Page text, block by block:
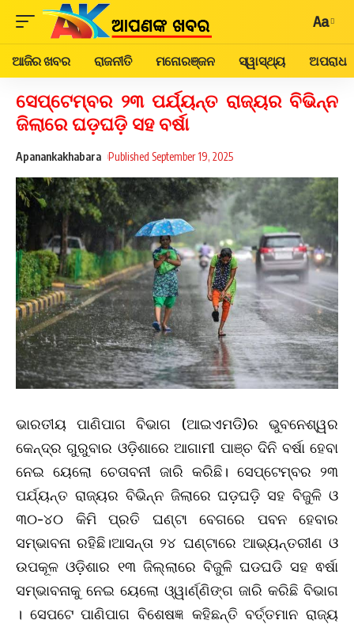
Aa
ଆଜିର ଖବର ରାଜନୀତି ମନୋରଞ୍ଜନ ସ୍ୱାସ୍ଥ୍ୟ ଅପରାଧ
ସେପ୍ଟେମ୍ବର ୨୩ ପର୍ଯ୍ୟନ୍ତ ରାଜ୍ୟର ବିଭିନ୍ନ
ଜିଲାରେ ଘଡ଼ଘଡ଼ି ସହ ବର୍ଷା
Apanankakhabara Published September 19, 2025
ଭାରତୀୟ ପାଣିପାଗ ବିଭାଗ (ଆଇଏମଡି)ର ଭୁବନେଶ୍ୱର
କେନ୍ଦ୍ର ଗୁରୁବାର ଓଡ଼ିଶାରେ ଆଗାମୀ ପାଞ୍ଚ ଦିନି ବର୍ଷା ହେବା
ନେଇ ୟେଲୋ ଚେତାବନୀ ଜାରି କରିଛି। ସେପ୍ଟେମ୍ବର ୨୩
ପର୍ଯ୍ୟନ୍ତ ରାଜ୍ୟର ବିଭିନ୍ନ ଜିଲାରେ ଘଡ଼ଘଡ଼ି ସହ ବିଜୁଳି ଓ
୩୦-୪୦ କିମି ପ୍ରତି ଘଣ୍ଟା ବେଗରେ ପବନ ହେବାର
ସମ୍ଭାବନା ରହିଛି।ଆସନ୍ତା ୨୪ ଘଣ୍ଟାରେ ଆଭ୍ୟନ୍ତରୀଣ ଓ
ଉପକୂଳ ଓଡ଼ିଶାର ୧୩ ଜିଲ୍ଲାରେ ବିଜୁଳି ଘଡଘଡି ସହ ଵର୍ଷା
ସମ୍ଭାବନାକୁ ନେଇ ୟେଲୋ ଓ୍ୱାର୍ଣ୍ଣିଙ୍ଗ ଜାରି କରିଛି ବିଭାଗ
। ସେପଟେ ପାଣିପାଗ ବିଶେଷଜ୍ଞ କହିଛନ୍ତି ବର୍ତ୍ତମାନ ରାଜ୍ୟ